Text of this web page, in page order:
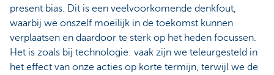
present bias. Dit is een veelvoorkomende denkfout,
waarbij we onszelf moeilijk in de toekomst kunnen
verplaatsen en daardoor te sterk op het heden focussen.
Het is zoals bij technologie: vaak zijn we teleurgesteld in
het effect van onze acties op korte termijn, terwijl we de